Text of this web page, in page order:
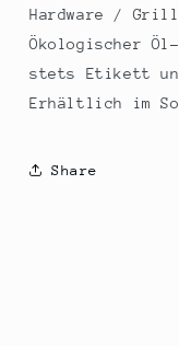
Hardware /
Ökologischer
stets Etikett
Erhältlich im
Share